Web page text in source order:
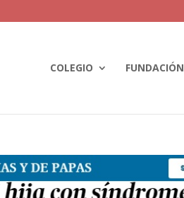
COLEGIO FUNDACIÓN